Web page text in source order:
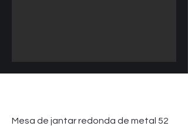
Mesa de jantar redonda de metal 52